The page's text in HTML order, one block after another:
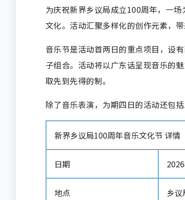
为庆祝新界乡议局成立100周年，一
文化。活动汇聚多样化的创作元素，带
音乐节是活动首两日的重点项目，设
子组合。活动将以广东话呈现音乐的
取先到先得的制。
除了音乐表演，为期四日的活动还包
新界乡议局100周年音乐文化节 详情
日期
地点 乡